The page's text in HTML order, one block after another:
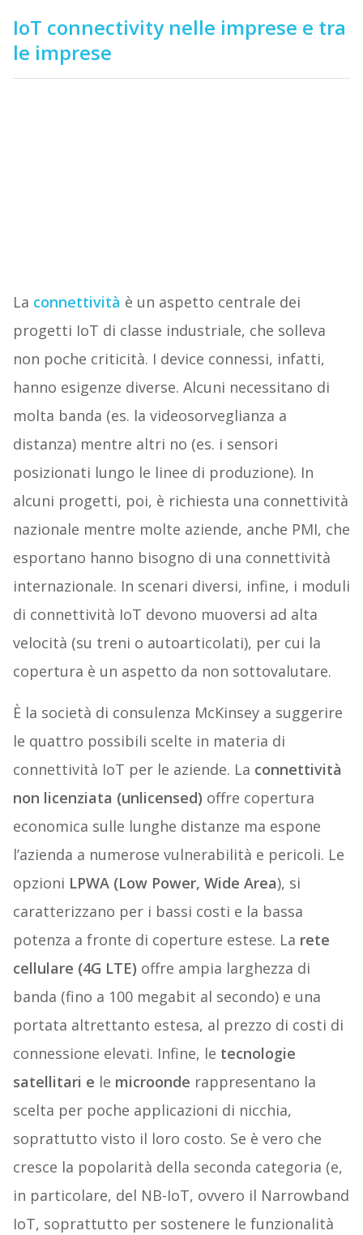
IoT connectivity nelle imprese e tra
le imprese
La connettività è un aspetto centrale dei
progetti IoT di classe industriale, che solleva
non poche criticità. I device connessi, infatti,
hanno esigenze diverse. Alcuni necessitano di
molta banda (es. la videosorveglianza a
distanza) mentre altri no (es. i sensori
posizionati lungo le linee di produzione). In
alcuni progetti, poi, è richiesta una connettività
nazionale mentre molte aziende, anche PMI, che
esportano hanno bisogno di una connettività
internazionale. In scenari diversi, infine, i moduli
di connettività IoT devono muoversi ad alta
velocità (su treni o autoarticolati), per cui la
copertura è un aspetto da non sottovalutare.
È la società di consulenza McKinsey a suggerire
le quattro possibili scelte in materia di
connettività IoT per le aziende. La connettività
non licenziata (unlicensed) offre copertura
economica sulle lunghe distanze ma espone
l’azienda a numerose vulnerabilità e pericoli. Le
opzioni LPWA (Low Power, Wide Area), si
caratterizzano per i bassi costi e la bassa
potenza a fronte di coperture estese. La rete
cellulare (4G LTE) offre ampia larghezza di
banda (fino a 100 megabit al secondo) e una
portata altrettanto estesa, al prezzo di costi di
connessione elevati. Infine, le tecnologie
satellitari e le microonde rappresentano la
scelta per poche applicazioni di nicchia,
soprattutto visto il loro costo. Se è vero che
cresce la popolarità della seconda categoria (e,
in particolare, del NB-IoT, ovvero il Narrowband
IoT, soprattutto per sostenere le funzionalità